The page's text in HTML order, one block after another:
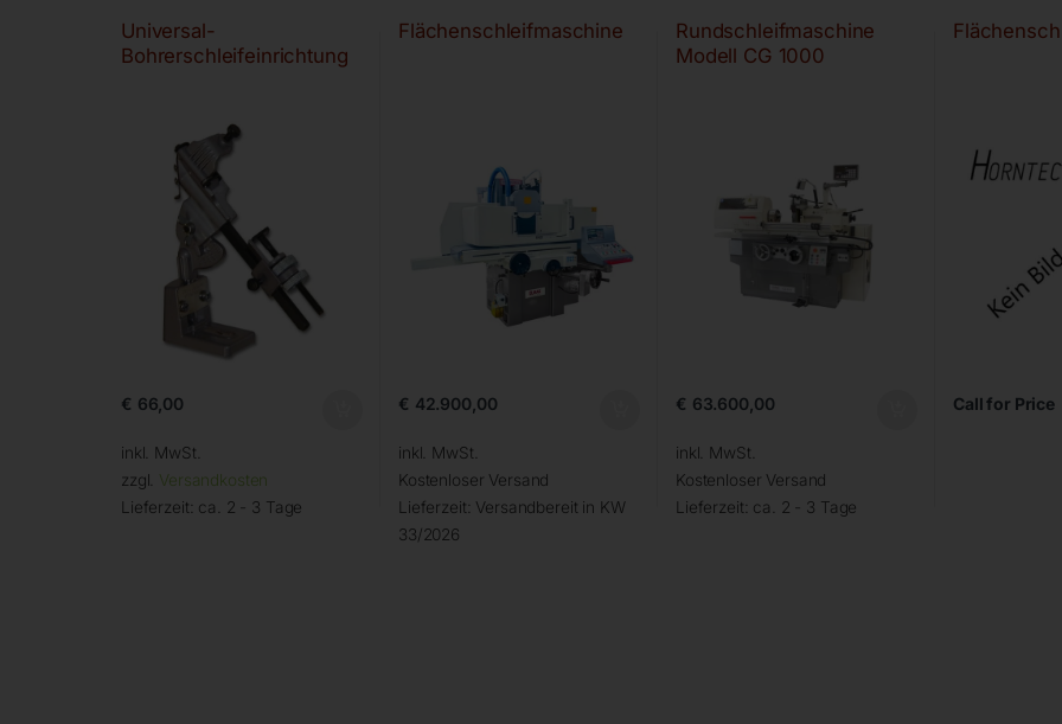
Universal-
Bohrerschleifeinrichtung
€ 66,00
inkl. MwSt.
zzgl. Versandkosten
Lieferzeit: ca. 2 - 3 Tage
Flächenschleifmaschine
€ 42.900,00
inkl. MwSt.
Kostenloser Versand
Lieferzeit: Versandbereit in KW
33/2026
Rundschleifmaschine
Modell CG 1000
€ 63.600,00
inkl. MwSt.
Kostenloser Versand
Lieferzeit: ca. 2 - 3 Tage
Call for Price